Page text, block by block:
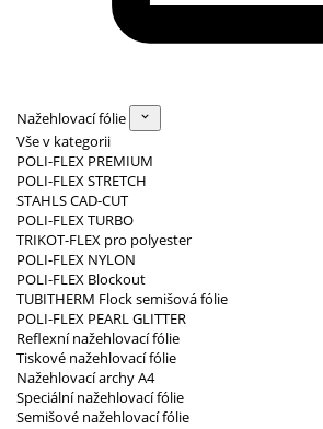
Nažehlovací fólie
Vše v kategorii
POLI-FLEX PREMIUM
POLI-FLEX STRETCH
STAHLS CAD-CUT
POLI-FLEX TURBO
TRIKOT-FLEX pro polyester
POLI-FLEX NYLON
POLI-FLEX Blockout
TUBITHERM Flock semišová fólie
POLI-FLEX PEARL GLITTER
Reflexní nažehlovací fólie
Tiskové nažehlovací fólie
Nažehlovací archy A4
Speciální nažehlovací fólie
Semišové nažehlovací fólie